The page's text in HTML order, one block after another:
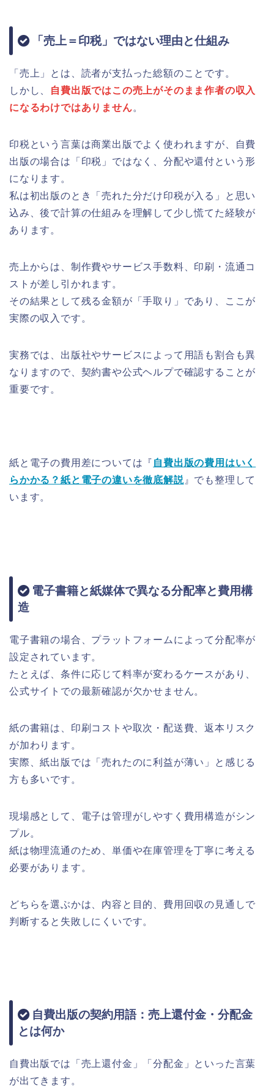
「売上＝印税」ではない理由と仕組み
「売上」とは、読者が支払った総額のことです。
しかし、
自費出版ではこの売上がそのまま作者の収入
になるわけではありません。
印税という言葉は商業出版でよく使われますが、自費
出版の場合は「印税」ではなく、分配や還付という形
になります。
私は初出版のとき「売れた分だけ印税が入る」と思い
込み、後で計算の仕組みを理解して少し慌てた経験が
あります。
売上からは、制作費やサービス手数料、印刷・流通コ
ストが差し引かれます。
その結果として残る金額が「手取り」であり、ここが
実際の収入です。
実務では、出版社やサービスによって用語も割合も異
なりますので、契約書や公式ヘルプで確認することが
重要です。
紙と電子の費用差については『 自費出版の費用はいく
らかかる？紙と電子の違いを徹底解説』でも整理して
います。
電子書籍と紙媒体で異なる分配率と費用構
造
電子書籍の場合、プラットフォームによって分配率が
設定されています。
たとえば、条件に応じて料率が変わるケースがあり、
公式サイトでの最新確認が欠かせません。
紙の書籍は、印刷コストや取次・配送費、返本リスク
が加わります。
実際、紙出版では「売れたのに利益が薄い」と感じる
方も多いです。
現場感として、電子は管理がしやすく費用構造がシン
プル。
紙は物理流通のため、単価や在庫管理を丁寧に考える
必要があります。
どちらを選ぶかは、内容と目的、費用回収の見通しで
判断すると失敗しにくいです。
自費出版の契約用語：売上還付金・分配金
とは何か
自費出版では「売上還付金」「分配金」といった言葉
が出てきます。